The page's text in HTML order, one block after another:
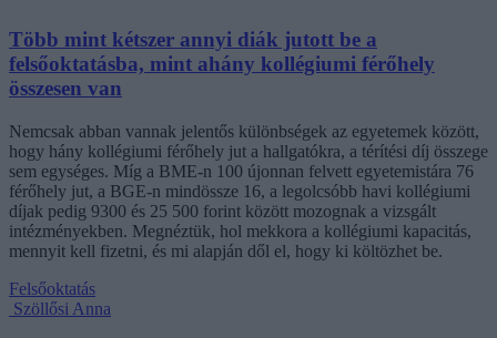
Több mint kétszer annyi diák jutott be a
felsőoktatásba, mint ahány kollégiumi férőhely
összesen van
Nemcsak abban vannak jelentős különbségek az egyetemek között,
hogy hány kollégiumi férőhely jut a hallgatókra, a térítési díj összege
sem egységes. Míg a BME-n 100 újonnan felvett egyetemistára 76
férőhely jut, a BGE-n mindössze 16, a legolcsóbb havi kollégiumi
díjak pedig 9300 és 25 500 forint között mozognak a vizsgált
intézményekben. Megnéztük, hol mekkora a kollégiumi kapacitás,
mennyit kell fizetni, és mi alapján dől el, hogy ki költözhet be.
Felsőoktatás
Szöllősi Anna